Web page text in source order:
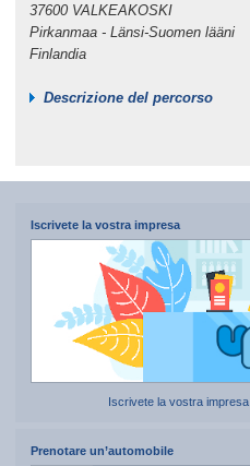
37600 VALKEAKOSKI
Pirkanmaa - Länsi-Suomen lääni
Finlandia
Descrizione del percorso
Iscrivete la vostra impresa
Iscrivete la vostra impresa
Prenotare un’automobile